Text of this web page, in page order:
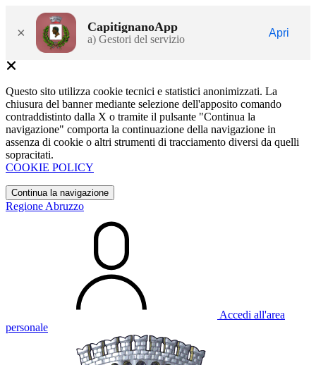
× CapitignanoApp
a) Gestori del servizio
Apri
Questo sito utilizza cookie tecnici e statistici anonimizzati. La
chiusura del banner mediante selezione dell'apposito comando
contraddistinto dalla X o tramite il pulsante "Continua la
navigazione" comporta la continuazione della navigazione in
assenza di cookie o altri strumenti di tracciamento diversi da quelli
sopracitati.
COOKIE POLICY
Continua la navigazione
Regione Abruzzo
Accedi all'area
personale